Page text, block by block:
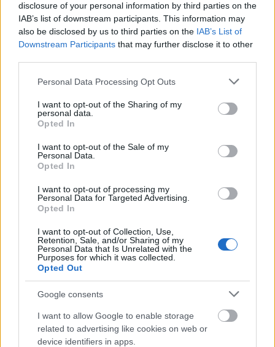
disclosure of your personal information by third parties on the
IAB’s list of downstream participants. This information may
also be disclosed by us to third parties on the IAB’s List of
Downstream Participants that may further disclose it to other
Please note that this website/app uses one or more Google
not limited to your visit or usage behaviour. You may click to
grant or deny consent to Google and its third-party tags to
use your data for below specified purposes in below Google
consent section.
Personal Data Processing Opt Outs
I want to opt-out of the Sharing of my
personal data.
Opted In
I want to opt-out of the Sale of my
Personal Data.
Opted In
I want to opt-out of processing my
Personal Data for Targeted Advertising.
Opted In
I want to opt-out of Collection, Use,
Retention, Sale, and/or Sharing of my
Personal Data that Is Unrelated with the
Purposes for which it was collected.
Opted Out
Google consents
I want to allow Google to enable storage
related to advertising like cookies on web or
device identifiers in apps.
GALÉRIA